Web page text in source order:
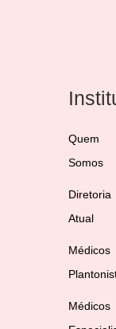
Quem
Somos
Diretoria
Atual
Médicos
Médicos